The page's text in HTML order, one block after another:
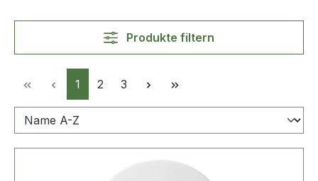
Produkte filtern
Seite
1 Seite
2 Seite
3